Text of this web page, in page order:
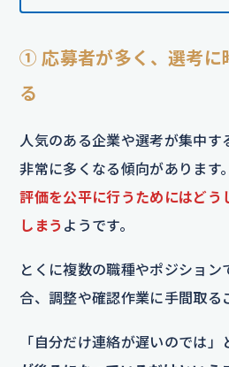
① 応募者が多く、選考に
る
人気のある企業や選考が集中す
非常に多くなる傾向があります
評価を公平に行うためにはどう
しまう ようです。
とくに複数の職種やポジション
合、調整や確認作業に手間取る
「自分だけ連絡が遅いのでは」